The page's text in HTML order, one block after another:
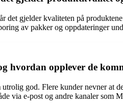
gjelder kvaliteten på
av pakker og oppdateringer
hvordan opplever de
god. Flere kunder nevner at
via e-post og andre kanaler som